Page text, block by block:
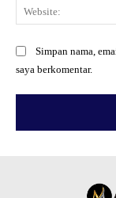
Simpan nama,
saya berkomentar.